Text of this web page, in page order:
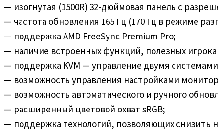
— изогнутая (1500R) 32-дюймовая панель с
— частота обновления 165 Гц (170 Гц в режиме
— поддержка AMD FreeSync Premium Pro;
— наличие встроенных функций, полезных
— поддержка KVM — управление двумя
— возможность управления настройками
— возможность автоматического и ручного
— расширенный цветовой охват sRGB;
— поддержка технологий, позволяющих снизить